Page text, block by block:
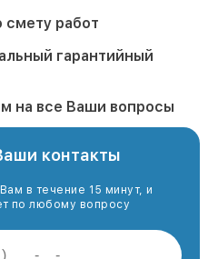
смету работ
гарантийный
на все Ваши вопросы
контакты
в течение 15 минут, и
по любому вопросу